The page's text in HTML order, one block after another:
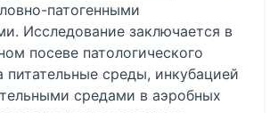
патогенными
Исследование заключается в
посеве патологического
питательные среды, инкубацией
средами в аэробных